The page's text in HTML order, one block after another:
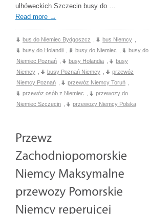
ulhóweckich Szczecin busy do …
Read more →
bus do Niemiec Bydgoszcz bus Niemcy
busy do Holandii
busy do Niemiec
busy do
Niemiec Poznań
busy Holandia
busy
Niemcy
busy Poznań Niemcy
przewóz
Niemcy Poznań
przewóz Niemcy Toruń
przewóz osób z Niemiec
przewozy do
Niemiec Szczecin
przewozy Niemcy Polska